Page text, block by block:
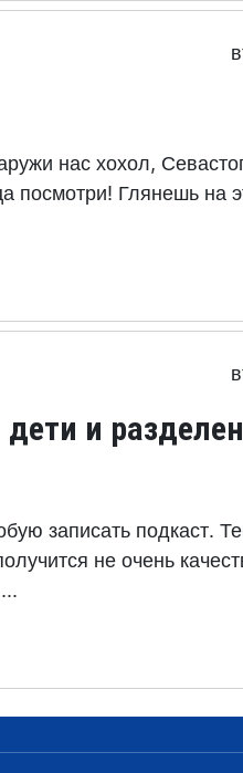
нас хохол,
посмотри! Глянешь на
и
записать подкаст.
не очень